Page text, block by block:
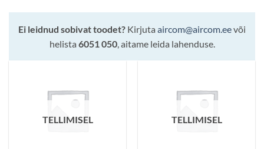
Ei leidnud sobivat toodet? Kirjuta aircom@aircom.eevõi
helista 6051 050, aitame leida lahenduse.
TELLIMISEL TELLIMISEL